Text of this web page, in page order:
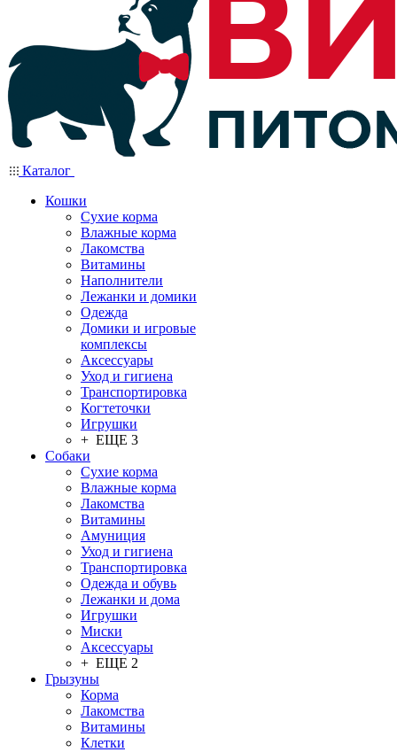
Каталог
Кошки
Сухие корма
Влажные корма
Лакомства
Витамины
Наполнители
Лежанки и домики
Одежда
Домики и игровые
комплексы
Аксессуары
Уход и гигиена
Транспортировка
Когтеточки
Игрушки
+ ЕЩЕ 3
Собаки
Сухие корма
Влажные корма
Лакомства
Витамины
Амуниция
Уход и гигиена
Транспортировка
Одежда и обувь
Лежанки и дома
Игрушки
Миски
Аксессуары
+ ЕЩЕ 2
Грызуны
Корма
Лакомства
Витамины
Клетки